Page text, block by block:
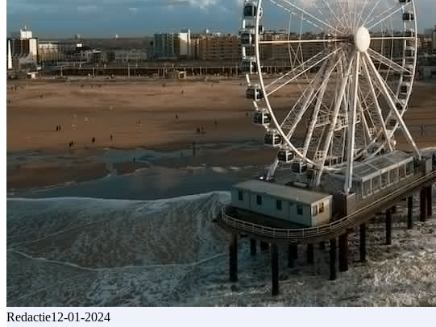
Redactie12-01-2024